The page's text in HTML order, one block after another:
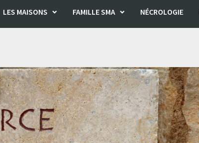
LES MAISONS FAMILLE SMA NÉCROLOGIE